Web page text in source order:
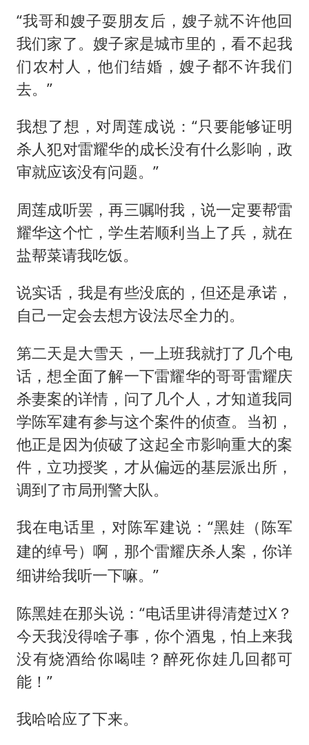
“我哥和嫂子耍朋友后，嫂子就不许他回
我们家了。嫂子家是城市里的，看不起我
们农村人，他们结婚，嫂子都不许我们
去。”
我想了想，对周莲成说：“只要能够证明
杀人犯对雷耀华的成长没有什么影响，政
审就应该没有问题。”
周莲成听罢，再三嘱咐我，说一定要帮雷
耀华这个忙，学生若顺利当上了兵，就在
盐帮菜请我吃饭。
说实话，我是有些没底的，但还是承诺，
自己一定会去想方设法尽全力的。
第二天是大雪天，一上班我就打了几个电
话，想全面了解一下雷耀华的哥哥雷耀庆
杀妻案的详情，问了几个人，才知道我同
学陈军建有参与这个案件的侦查。当初，
他正是因为侦破了这起全市影响重大的案
件，立功授奖，才从偏远的基层派出所，
调到了市局刑警大队。
我在电话里，对陈军建说：“黑娃（ 陈军
建的绰号）啊，那个雷耀庆杀人案，你详
细讲给我听一下嘛。”
陈黑娃在那头说：“电话里讲得清楚过X？
今天我没得啥子事，你个酒鬼，怕上来我
没有烧酒给你喝哇？醉死你娃几回都可
能！”
我哈哈应了下来。